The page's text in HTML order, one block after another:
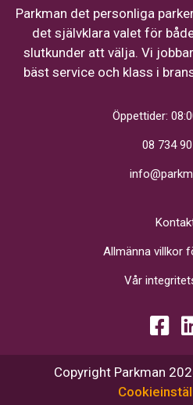
Parkman det personliga
det självklara valet för
slutkunder att välja. Vi
bäst service och klass i
Öppettider:
08 734
Allmänna villkor
Vår
Copyright Parkman